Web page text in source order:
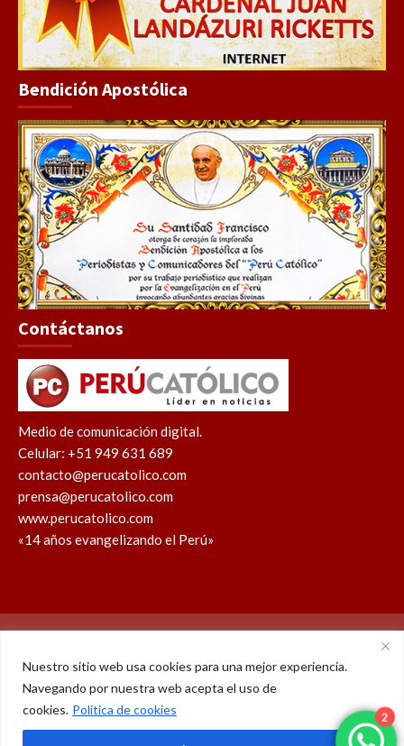
Nuestro sitio web usa cookies para una mejor experiencia.
Navegando por nuestra web acepta el uso de
cookies. Política de cookies
Bendición Apostólica
Contáctanos
Medio de comunicación digital.
Celular: +51 949 631 689
contacto@perucatolico.com
prensa@perucatolico.com
www.perucatolico.com
«14 años evangelizando el Perú»
Política de cookies Política de privacidad
WhatsAppFacebookYoutubeInstagram
X
© Derechos reservados 2026 – Perú Católico | 14 años
2